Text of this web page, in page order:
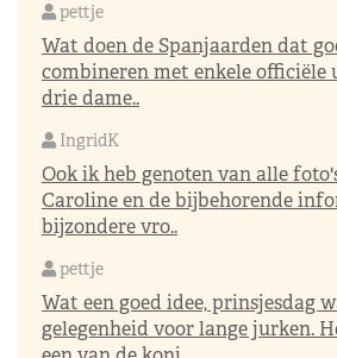
pettje
Wat doen de Spanjaarden dat
combineren met enkele officiële
drie dame..
IngridK
Ook ik heb genoten van alle
Caroline en de bijbehorende
bijzondere vro..
pettje
Wat een goed idee, prinsjesdag
gelegenheid voor lange jurken.